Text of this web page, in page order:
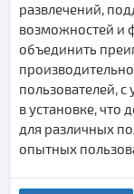
развлечений,
возможностей и
объединить
пользователей,
в установке, что
для различных
опытных